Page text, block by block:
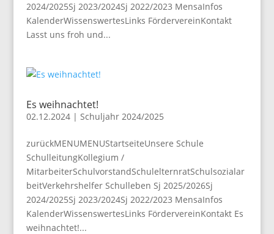
2024/2025Sj 2023/2024Sj 2022/2023 MensaInfos
KalenderWissenswertesLinks FördervereinKontakt
Lasst uns froh und...
Es weihnachtet!
02.12.2024| Schuljahr 2024/2025
zurückMENUMENUStartseiteUnsere Schule
SchulleitungKollegium /
MitarbeiterSchulvorstandSchulelternratSchulsozialar
beitVerkehrshelfer Schulleben Sj 2025/2026Sj
2024/2025Sj 2023/2024Sj 2022/2023 MensaInfos
KalenderWissenswertesLinks FördervereinKontakt Es
weihnachtet!...